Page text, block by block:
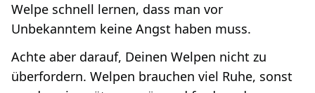
Welpe schnell lernen, dass man vor
Unbekanntem keine Angst haben muss.
Achte aber darauf, Deinen Welpen nicht zu
überfordern. Welpen brauchen viel Ruhe, sonst